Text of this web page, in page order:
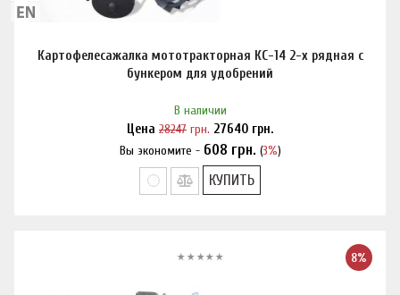
Картофелесажалка мототракторная КС-14 2-х рядная с
бункером для удобрений
В наличии
Цена 28247 грн. 27640 грн.
Вы экономите - 608 грн. (3%)
Нашли дешевле?
КУПИТЬ
8%